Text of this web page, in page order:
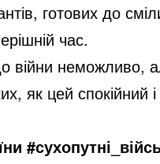
готових до
час.
війни неможливо,
як цей